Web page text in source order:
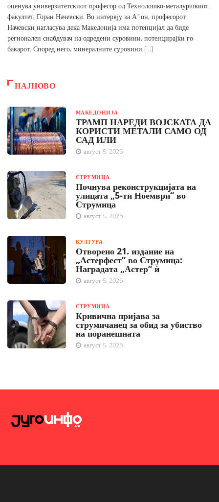
оценува универзитетскиот професор од Технолошко-металуршкиот
факултет, Горан Начевски. Во интервју за А1он, професорот
Начевски нагласува дека Македонија има потенцијал да биде
регионален снабдувач на одредени суровини, потенцирајќи го
бакарот. Според него, минералните суровини […]
НАЈНОВО
МАКЕДОНИЈА
ТРАМП НАРЕДИ ВОЈСКАТА ДА
КОРИСТИ МЕТАЛИ САМО ОД
САД ИЛИ
август 5, 2026
СТРУМИЦА
Почнува реконструкцијата на
улицата „5-ти Ноември“ во
Струмица
август 5, 2026
КУЛТУРА
Отворено 21. издание на
„Астерфест“ во Струмица:
Наградата „Астер“ ѝ
август 5, 2026
СТРУМИЦА
Кривична пријава за
струмичанец за обид за убиство
на поранешната
август 5, 2026